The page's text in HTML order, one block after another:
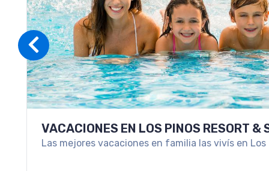
VACACIONES EN LOS PINOS RESORT &
Las mejores vacaciones en familia las vivís en Los